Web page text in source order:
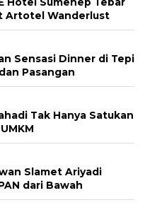
Hotel Sumenep Tebar
Artotel Wanderlust
Sensasi Dinner di Tepi
Pasangan
Tak Hanya Satukan
Slamet Ariyadi
dari Bawah